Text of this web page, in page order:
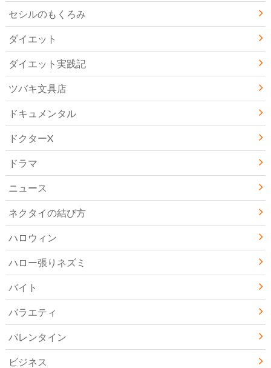
セシルのもくろみ
ダイエット
ダイエット実践記
ツバキ文具店
ドキュメンタル
ドクターX
ドラマ
ニュース
ネクタイの結び方
ハロウィン
ハロー張りネズミ
バイト
バラエティ
バレンタイン
ビジネス